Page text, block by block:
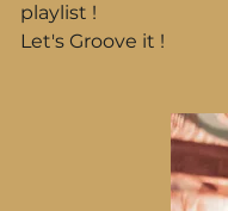
playlist !
Let's Groove it !